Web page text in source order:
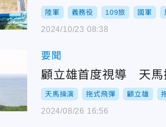
陸軍 義務役 109旅 國軍
2024/10/23 08:38
要聞
顧立雄首度視導 天馬
天馬操演 拖式飛彈 顧立雄
2024/08/26 16:56